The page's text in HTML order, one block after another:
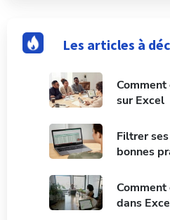
Les articles à
Comment
sur Excel
Filtrer
bonnes
dans